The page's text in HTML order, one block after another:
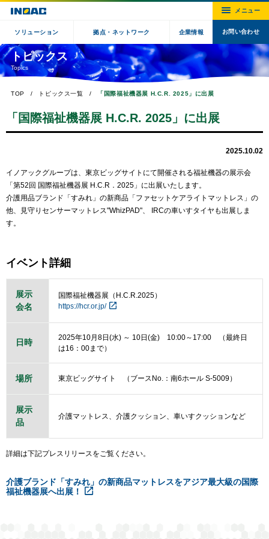
ソリューション 拠点・ネットワーク 企業情報 お問い合わせ
トピックス
Topics
TOP トピックス一覧 「国際福祉機器展 H.C.R. 2025」に出展
「国際福祉機器展 H.C.R. 2025」に出展
2025.10.02
イノアックグループは、東京ビッグサイトにて開催される福祉機器の展示会
「第52回 国際福祉機器展 H.C.R．2025」に出展いたします。
介護用品ブランド「すみれ」の新商品「ファセットケアライトマットレス」の
他、見守りセンサーマットレス"WhizPAD"、 IRCの車いすタイヤも出展しま
す。
イベント詳細
展示
会名
国際福祉機器展（H.C.R.2025）
https://hcr.or.jp/
日時
2025年10月8日(水) ～ 10日(金) 10:00～17:00 （最終日
は16：00まで）
場所 東京ビッグサイト （ブースNo.：南6ホール S-5009）
展示
品
介護マットレス、介護クッション、車いすクッションなど
詳細は下記プレスリリースをご覧ください。
介護ブランド「すみれ」の新商品マットレスをアジア最大級の国際
福祉機器展へ出展！